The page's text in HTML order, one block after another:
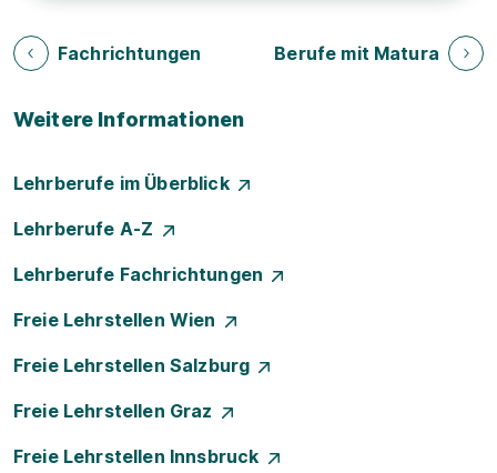
Fachrichtungen Berufe mit Matura
Weitere Informationen
Lehrberufe im Überblick
Lehrberufe A-Z
Lehrberufe Fachrichtungen
Freie Lehrstellen Wien
Freie Lehrstellen Salzburg
Freie Lehrstellen Graz
Freie Lehrstellen Innsbruck